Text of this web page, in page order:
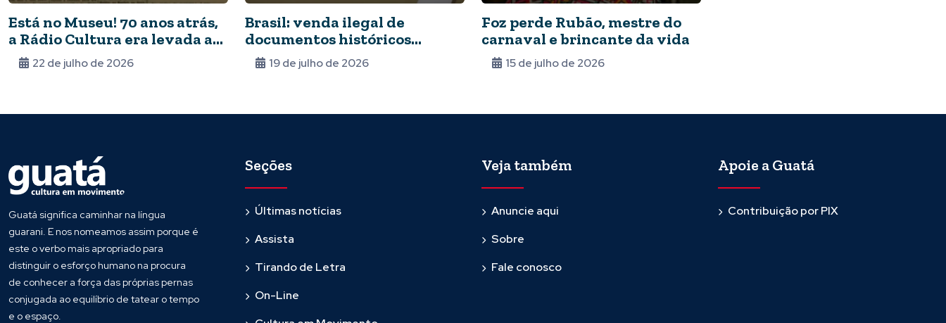
Está no Museu! 70 anos atrás,
a Rádio Cultura era levada ao
ar
22 de julho de 2026
Brasil: venda ilegal de
documentos históricos
preocupa Arquivo Nacional
19 de julho de 2026
Foz perde Rubão, mestre do
carnaval e brincante da vida
15 de julho de 2026
Guatá significa caminhar na língua
guarani. E nos nomeamos assim porque é
este o verbo mais apropriado para
distinguir o esforço humano na procura
de conhecer a força das próprias pernas
conjugada ao equilíbrio de tatear o tempo
e o espaço.
Seções
Últimas notícias
Assista
Tirando de Letra
On-Line
Veja também
Anuncie aqui
Sobre
Fale conosco
Apoie a Guatá
Contribuição por PIX